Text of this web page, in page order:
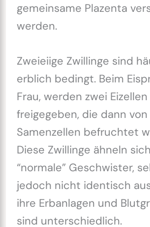
gemeinsame Plazenta
werden.
Zweieiige Zwillinge sind
erblich bedingt. Beim
Frau, werden zwei Eizellen
freigegeben, die dann von
Samenzellen befruchtet
Diese Zwillinge ähneln
“normale” Geschwister,
jedoch nicht identisch
ihre Erbanlagen und
sind unterschiedlich.